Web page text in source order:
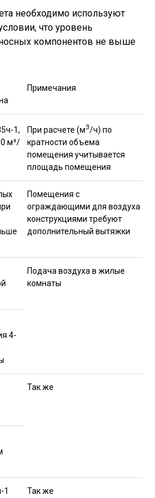
необходимо используют
что уровень
компонентов не выше
Примечания
1,
м³/
При расчете (м3/ч) по
кратности объема
помещения учитывается
площадь помещения
Помещения с
ограждающими для воздуха
конструкциями требуют
дополнительный вытяжки
Подача воздуха в жилые
комнаты
4-
Так же
1 Так же